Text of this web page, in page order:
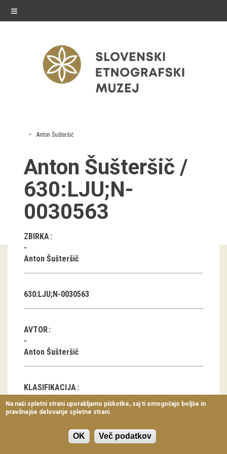
≡
razstave
Občasne razstave
Gostovanja
E-razstave
Virtualni sprehodi
Razstavni projekti
Arhiv razstav
dogodki
Koledar dogodkov
Predavanja
Delavnice
Vodeni ogledi
Anton Šušteršič
Anton Šušteršič /
630:LJU;N-
0030563
ZBIRKA
Anton Šušteršič
630:LJU;N-0030563
AVTOR
Anton Šušteršič
KLASIFIKACIJA
Večstanovanjska hiša
Na naši spletni strani uporabljamo piškotke, saj ti omogočajo boljše in
pravilnejše delovanje spletne strani.
OK Več podatkov